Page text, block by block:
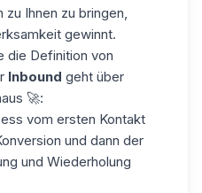
zu Ihnen zu bringen,
gewinnt.
die Definition von
Inbound geht über
🚀:
vom ersten Kontakt
und dann der
und Wiederholung